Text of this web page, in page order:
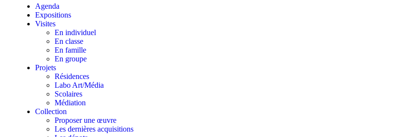
Agenda
Expositions
Visites
En individuel
En classe
En famille
En groupe
Projets
Résidences
Labo Art/Média
Scolaires
Médiation
Collection
Proposer une œuvre
Les dernières acquisitions